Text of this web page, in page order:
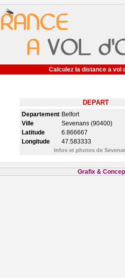
Calculez la distance a vol
DEPART
Departement Belfort
Ville
Sevenans (90400)
Latitude
6.866667
Longitude
47.583333
Infos et photos de
Grafix &